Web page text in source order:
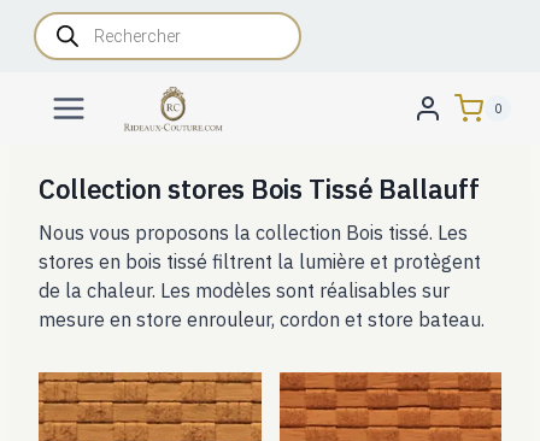
AllerRecherche
de
produits
0
Collection stores Bois Tissé Ballauff
Nous vous proposons la collection Bois tissé. Les
stores en bois tissé filtrent la lumière et protègent
de la chaleur. Les modèles sont réalisables sur
mesure en store enrouleur, cordon et store bateau.